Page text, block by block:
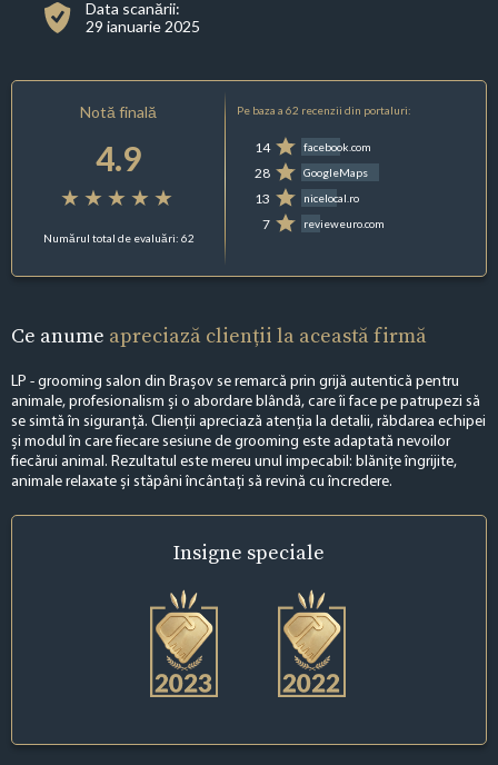
Data scanării:
29 ianuarie 2025
Notă finală
4.9
Numărul total de evaluări: 62
Pe baza a 62 recenzii din portaluri:
14 facebook.com
28 GoogleMaps
13 nicelocal.ro
7 revieweuro.com
Ce anume apreciază clienții la această firmă
LP - grooming salon din Brașov se remarcă prin grijă autentică pentru
animale, profesionalism și o abordare blândă, care îi face pe patrupezi să
se simtă în siguranță. Clienții apreciază atenția la detalii, răbdarea echipei
și modul în care fiecare sesiune de grooming este adaptată nevoilor
fiecărui animal. Rezultatul este mereu unul impecabil: blănițe îngrijite,
animale relaxate și stăpâni încântați să revină cu încredere.
Insigne speciale